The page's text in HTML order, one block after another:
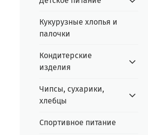
Кукурузные хлопья и
палочки
Кондитерские
изделия
Чипсы, сухарики,
хлебцы
Спортивное питание